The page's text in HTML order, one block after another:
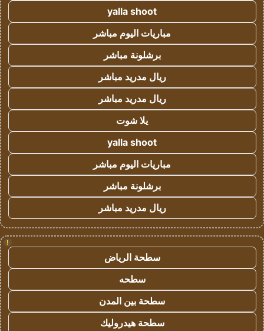
yalla shoot
مباريات اليوم مباشر
برشلونة مباشر
ريال مدريد مباشر
ريال مدريد مباشر
يلا شوت
yalla shoot
مباريات اليوم مباشر
برشلونة مباشر
ريال مدريد مباشر
!
سطحة الرياض
سطحه
سطحة بين المدن
سطحة هيدروليك